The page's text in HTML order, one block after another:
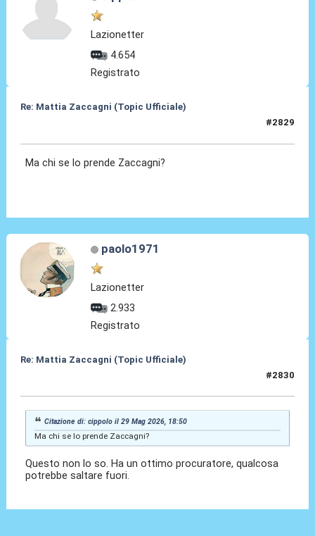
Lazionetter
4.654
Registrato
Re: Mattia Zaccagni (Topic Ufficiale)
#2829
Ma chi se lo prende Zaccagni?
paolo1971
Lazionetter
2.933
Registrato
Re: Mattia Zaccagni (Topic Ufficiale)
#2830
Citazione di: cippolo il 29 Mag 2026, 18:50
Ma chi se lo prende Zaccagni?
Questo non lo so. Ha un ottimo procuratore, qualcosa
potrebbe saltare fuori.